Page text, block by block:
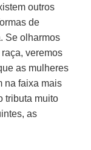
outros
de
Se olharmos
veremos
as mulheres
na faixa mais
tributa muito
as